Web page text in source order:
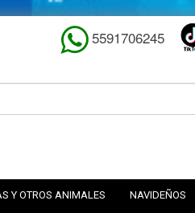
5591706245
Y OTROS ANIMALES NAVIDEÑOS